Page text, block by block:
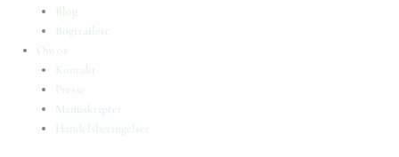
Blog
Bogtrailere
Om os
Kontakt
Presse
Manuskripter
Handelsbetingelser